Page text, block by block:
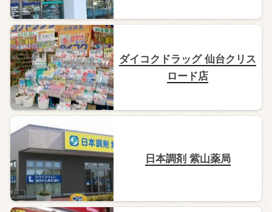
ダイコクドラッグ 仙台クリス
ロード店
日本調剤 紫山薬局